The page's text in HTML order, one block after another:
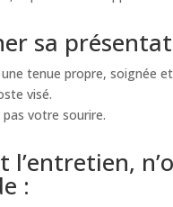
sa
tenue propre, soignée
visé.
pas votre sourire.
l’entretien,
: